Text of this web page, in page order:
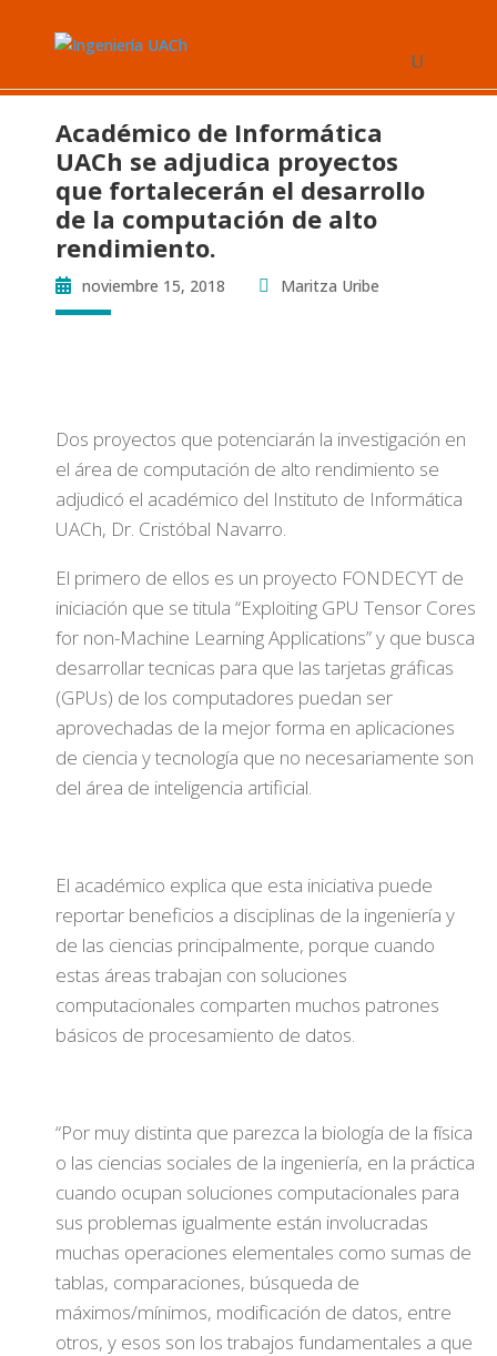
Académico de Informática
UACh se adjudica proyectos
que fortalecerán el desarrollo
de la computación de alto
rendimiento.
noviembre 15, 2018 Maritza Uribe
Dos proyectos que potenciarán la investigación en
el área de computación de alto rendimiento se
adjudicó el académico del Instituto de Informática
UACh, Dr. Cristóbal Navarro.
El primero de ellos es un proyecto FONDECYT de
iniciación que se titula “Exploiting GPU Tensor Cores
for non-Machine Learning Applications” y que busca
desarrollar tecnicas para que las tarjetas gráficas
(GPUs) de los computadores puedan ser
aprovechadas de la mejor forma en aplicaciones
de ciencia y tecnología que no necesariamente son
del área de inteligencia artificial.
El académico explica que esta iniciativa puede
reportar beneficios a disciplinas de la ingeniería y
de las ciencias principalmente, porque cuando
estas áreas trabajan con soluciones
computacionales comparten muchos patrones
básicos de procesamiento de datos.
“Por muy distinta que parezca la biología de la física
o las ciencias sociales de la ingeniería, en la práctica
cuando ocupan soluciones computacionales para
sus problemas igualmente están involucradas
muchas operaciones elementales como sumas de
tablas, comparaciones, búsqueda de
máximos/mínimos, modificación de datos, entre
otros, y esos son los trabajos fundamentales a que